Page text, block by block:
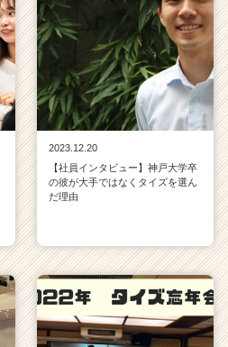
2023.12.20
【社員インタビュー】神戸大学卒
の彼が大手ではなくタイズを選ん
だ理由